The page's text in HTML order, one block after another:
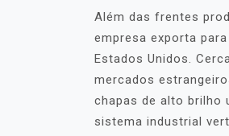
Além das frentes
empresa exporta
Estados Unidos.
mercados
chapas de alto brilho
sistema industrial